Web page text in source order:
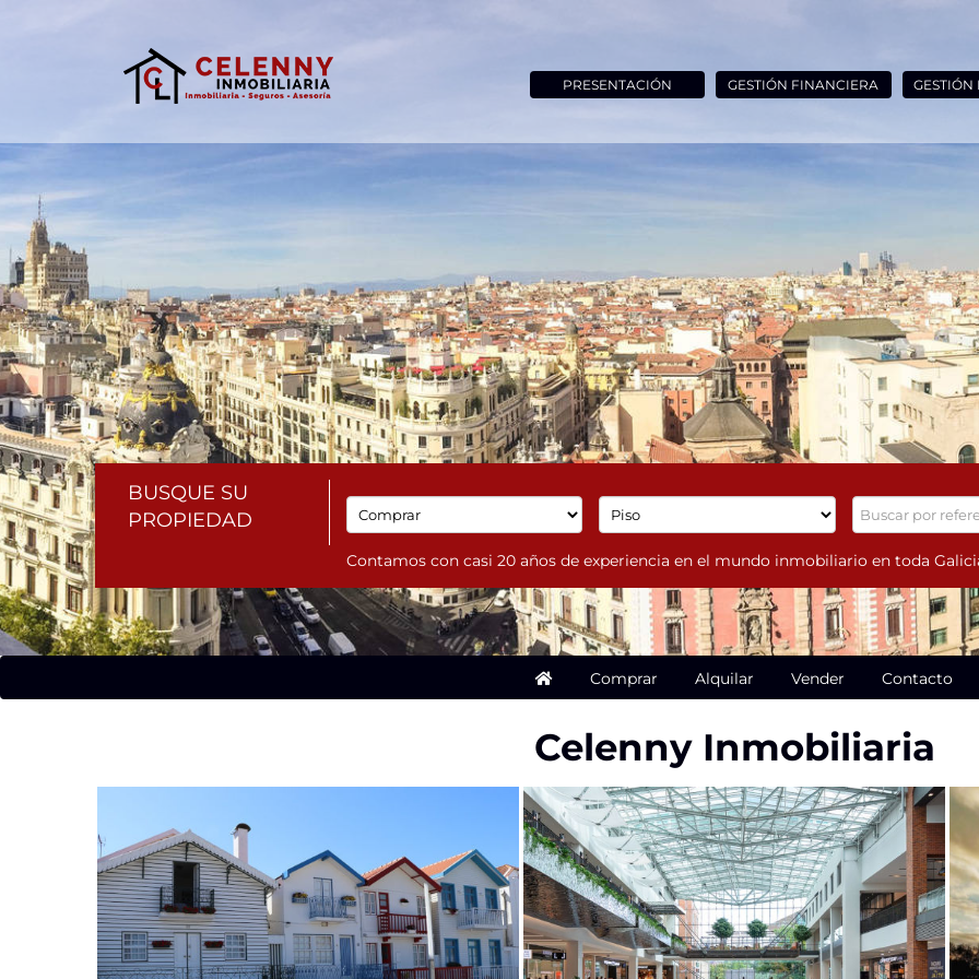
PRESENTACIÓN GESTIÓN FINANCIERA GESTIÓN
BUSQUE SU
PROPIEDAD
Contamos con casi 20 años de experiencia en el mundo inmobiliario en toda
Comprar Alquilar Vender Contacto
Celenny Inmobiliaria